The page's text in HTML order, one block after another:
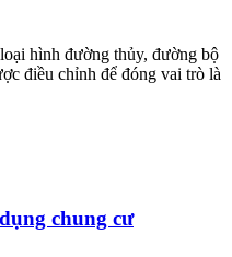
hình đường thủy, đường bộ
điều chỉnh để đóng vai trò là
chung cư